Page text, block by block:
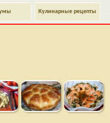
Кулинарные рецепты